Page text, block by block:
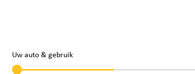
Uw auto & gebruik